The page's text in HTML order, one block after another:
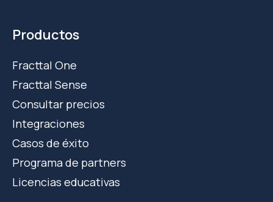
Productos
Fracttal One
Fracttal Sense
Consultar precios
Integraciones
Casos de éxito
Programa de partners
Licencias educativas